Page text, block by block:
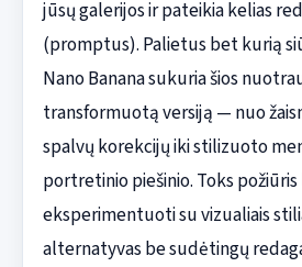
jūsų galerijos ir pateikia kelias
(promptus). Palietus bet kurią
Nano Banana sukuria šios
transformuotą versiją — nuo
spalvų korekcijų iki stilizuoto
portretinio piešinio. Toks
eksperimentuoti su vizualiais
alternatyvas be sudėtingų